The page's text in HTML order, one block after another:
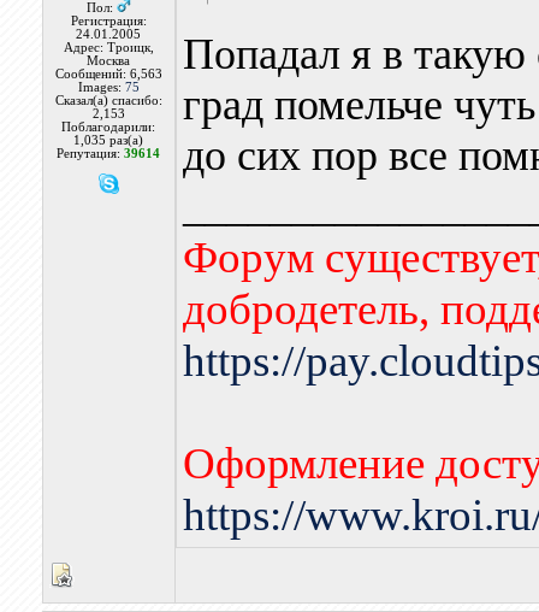
Пол:
Регистрация:
24.01.2005
Адрес: Троицк,
Москва
Сообщений: 6,563
Images: 75
Сказал(а) спасибо:
2,153
Поблагодарили:
1,035 раз(а)
Репутация:39614
Попадал я в
град помельче
до сих пор все
Форум
добродетель,
https://
Оформление
https://